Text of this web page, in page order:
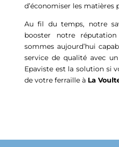
d’économiser les matières
Au fil du temps, notre
booster notre
sommes aujourd’hui
service de qualité avec
Epaviste est la solution si
de votre ferraille à La